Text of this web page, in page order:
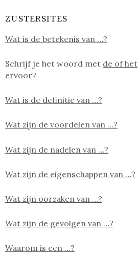
ZUSTERSITES
Wat is de betekenis van …?
Schrijf je het woord met de of het
ervoor?
Wat is de definitie van …?
Wat zijn de voordelen van …?
Wat zijn de nadelen van …?
Wat zijn de eigenschappen van …?
Wat zijn oorzaken van …?
Wat zijn de gevolgen van …?
Waarom is een …?